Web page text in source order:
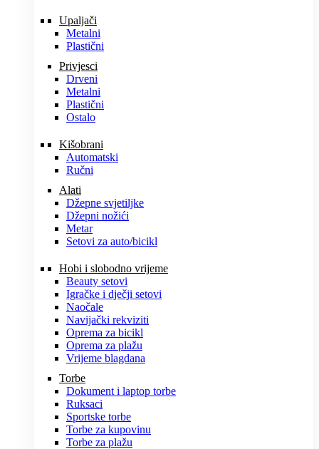
Upaljači
Metalni
Plastični
Privjesci
Drveni
Metalni
Plastični
Ostalo
Kišobrani
Automatski
Ručni
Alati
Džepne svjetiljke
Džepni nožići
Metar
Setovi za auto/bicikl
Hobi i slobodno vrijeme
Beauty setovi
Igračke i dječji setovi
Naočale
Navijački rekviziti
Oprema za bicikl
Oprema za plažu
Vrijeme blagdana
Torbe
Dokument i laptop torbe
Ruksaci
Sportske torbe
Torbe za kupovinu
Torbe za plažu